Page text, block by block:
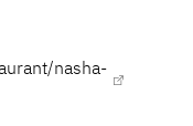
nasha-